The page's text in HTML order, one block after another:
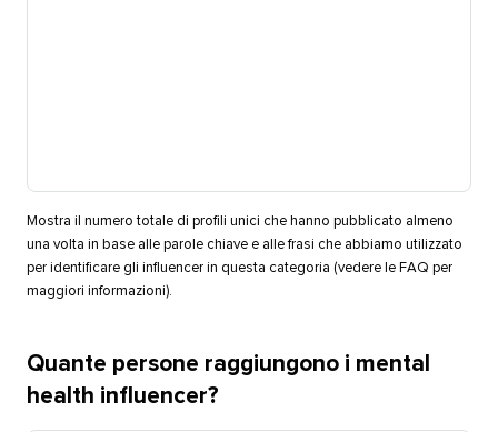
Mostra il numero totale di profili unici che hanno pubblicato almeno
una volta in base alle parole chiave e alle frasi che abbiamo utilizzato
per identificare gli influencer in questa categoria (vedere le FAQ per
maggiori informazioni).​​
Quante persone raggiungono i mental
health influencer?​​